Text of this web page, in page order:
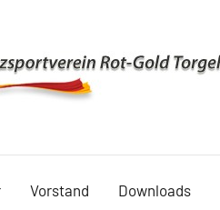
Rot
Vorstand Downloads